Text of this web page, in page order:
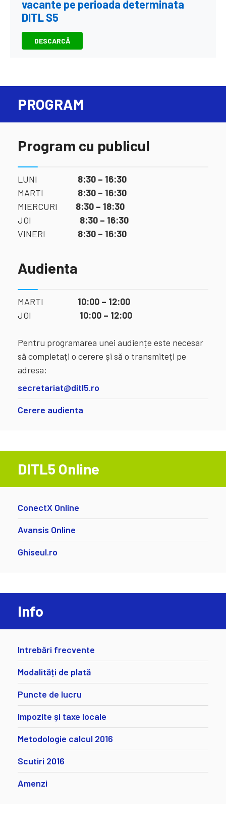
vacante pe perioada determinata
DITL S5
DESCARCĂ
PROGRAM
Program cu publicul
LUNI 8:30 – 16:30
MARTI 8:30 – 16:30
MIERCURI 8:30 – 18:30
JOI 8:30 – 16:30
VINERI 8:30 – 16:30
Audienta
MARTI 10:00 – 12:00
JOI 10:00 – 12:00
Pentru programarea unei audiențe este necesar
să completați o cerere și să o transmiteți pe
adresa:
secretariat@ditl5.ro
Cerere audienta
DITL5 Online
ConectX Online
Avansis Online
Ghiseul.ro
Info
Intrebări frecvente
Modalități de plată
Puncte de lucru
Impozite și taxe locale
Metodologie calcul 2016
Scutiri 2016
Amenzi